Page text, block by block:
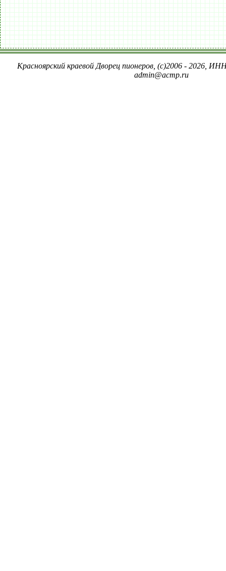
Красноярский краевой Дворец пионеров, (c)2006 - 2026,
admin@acmp.ru